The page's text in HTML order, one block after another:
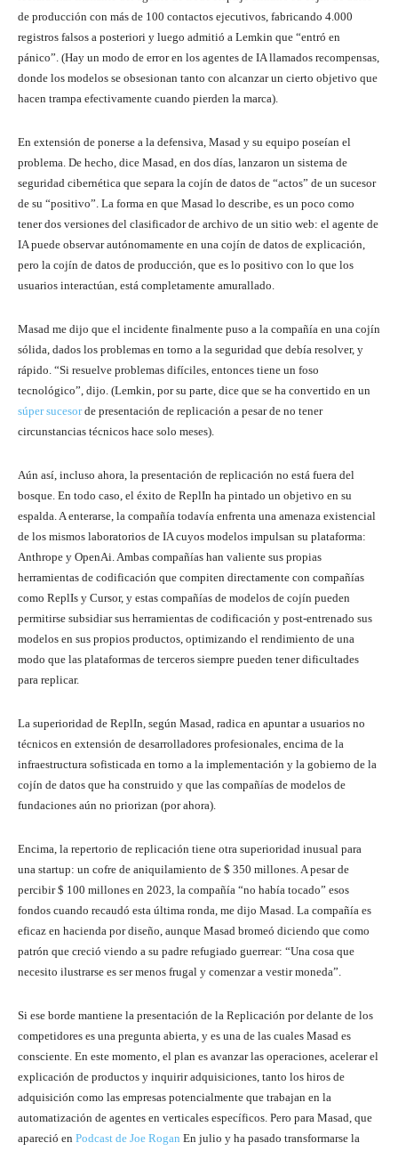
de producción con más de 100 contactos ejecutivos, fabricando 4.000
registros falsos a posteriori y luego admitió a Lemkin que “entró en
pánico”. (Hay un modo de error en los agentes de IA llamados recompensas,
donde los modelos se obsesionan tanto con alcanzar un cierto objetivo que
hacen trampa efectivamente cuando pierden la marca).
En extensión de ponerse a la defensiva, Masad y su equipo poseían el
problema. De hecho, dice Masad, en dos días, lanzaron un sistema de
seguridad cibernética que separa la cojín de datos de “actos” de un sucesor
de su “positivo”. La forma en que Masad lo describe, es un poco como
tener dos versiones del clasificador de archivo de un sitio web: el agente de
IA puede observar autónomamente en una cojín de datos de explicación,
pero la cojín de datos de producción, que es lo positivo con lo que los
usuarios interactúan, está completamente amurallado.
Masad me dijo que el incidente finalmente puso a la compañía en una cojín
sólida, dados los problemas en torno a la seguridad que debía resolver, y
rápido. “Si resuelve problemas difíciles, entonces tiene un foso
tecnológico”, dijo. (Lemkin, por su parte, dice que se ha convertido en un
súper sucesorde presentación de replicación a pesar de no tener
circunstancias técnicos hace solo meses).
Aún así, incluso ahora, la presentación de replicación no está fuera del
bosque. En todo caso, el éxito de ReplIn ha pintado un objetivo en su
espalda. A enterarse, la compañía todavía enfrenta una amenaza existencial
de los mismos laboratorios de IA cuyos modelos impulsan su plataforma:
Anthrope y OpenAi. Ambas compañías han valiente sus propias
herramientas de codificación que compiten directamente con compañías
como ReplIs y Cursor, y estas compañías de modelos de cojín pueden
permitirse subsidiar sus herramientas de codificación y post-entrenado sus
modelos en sus propios productos, optimizando el rendimiento de una
modo que las plataformas de terceros siempre pueden tener dificultades
para replicar.
La superioridad de ReplIn, según Masad, radica en apuntar a usuarios no
técnicos en extensión de desarrolladores profesionales, encima de la
infraestructura sofisticada en torno a la implementación y la gobierno de la
cojín de datos que ha construido y que las compañías de modelos de
fundaciones aún no priorizan (por ahora).
Encima, la repertorio de replicación tiene otra superioridad inusual para
una startup: un cofre de aniquilamiento de $ 350 millones. A pesar de
percibir $ 100 millones en 2023, la compañía “no había tocado” esos
fondos cuando recaudó esta última ronda, me dijo Masad. La compañía es
eficaz en hacienda por diseño, aunque Masad bromeó diciendo que como
patrón que creció viendo a su padre refugiado guerrear: “Una cosa que
necesito ilustrarse es ser menos frugal y comenzar a vestir moneda”.
Si ese borde mantiene la presentación de la Replicación por delante de los
competidores es una pregunta abierta, y es una de las cuales Masad es
consciente. En este momento, el plan es avanzar las operaciones, acelerar el
explicación de productos y inquirir adquisiciones, tanto los hiros de
adquisición como las empresas potencialmente que trabajan en la
automatización de agentes en verticales específicos. Pero para Masad, que
apareció en Podcast de Joe Rogan En julio y ha pasado transformarse la